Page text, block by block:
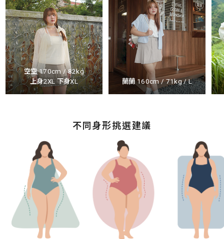
空空 170cm / 82kg
上身2XL 下身XL
蘭蘭 160cm / 71kg / L
不同身形挑選建議